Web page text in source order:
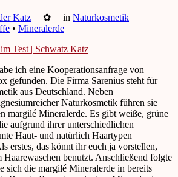
Katz ✿ in Naturkosmetik
• Mineralerde
ich eine Kooperationsanfrage von
gefunden. Die Firma Sarenius steht für
aus Deutschland. Neben
Naturkosmetik führen sie
margilé Mineralerde. Es gibt weiße, grüne
aufgrund ihrer unterschiedlichen
Haut- und natürlich Haartypen
erstes, das könnt ihr euch ja vorstellen,
Haarewaschen benutzt. Anschließend folgte
sich die margilé Mineralerde in bereits